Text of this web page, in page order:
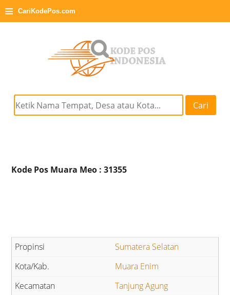
≡ CariKodePos.com
Cari
Kode Pos Muara Meo : 31355
Sumatera Selatan
Muara Enim
Tanjung Agung